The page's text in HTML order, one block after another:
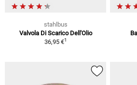
stahlbus
Valvola Di Scarico Dell'Olio
36,95 €1